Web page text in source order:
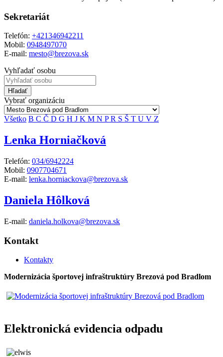
Sekretariát
Telefón: +421346942211
Mobil: 0948497070
E-mail: mesto@brezova.sk
Vyhľadať osobu
Hľadať
Vybrať organizáciu
Všetko B C Č D G H J K M N PR S Š T U V Z
Lenka Horniačková
Telefón: 034/6942224
Mobil: 0907704671
E-mail: lenka.horniackova@brezova.sk
Daniela Hôlková
E-mail: daniela.holkova@brezova.sk
Kontakt
Kontakty
Modernizácia športovej infraštruktúry Brezová pod Bradlom
Elektronická evidencia odpadu